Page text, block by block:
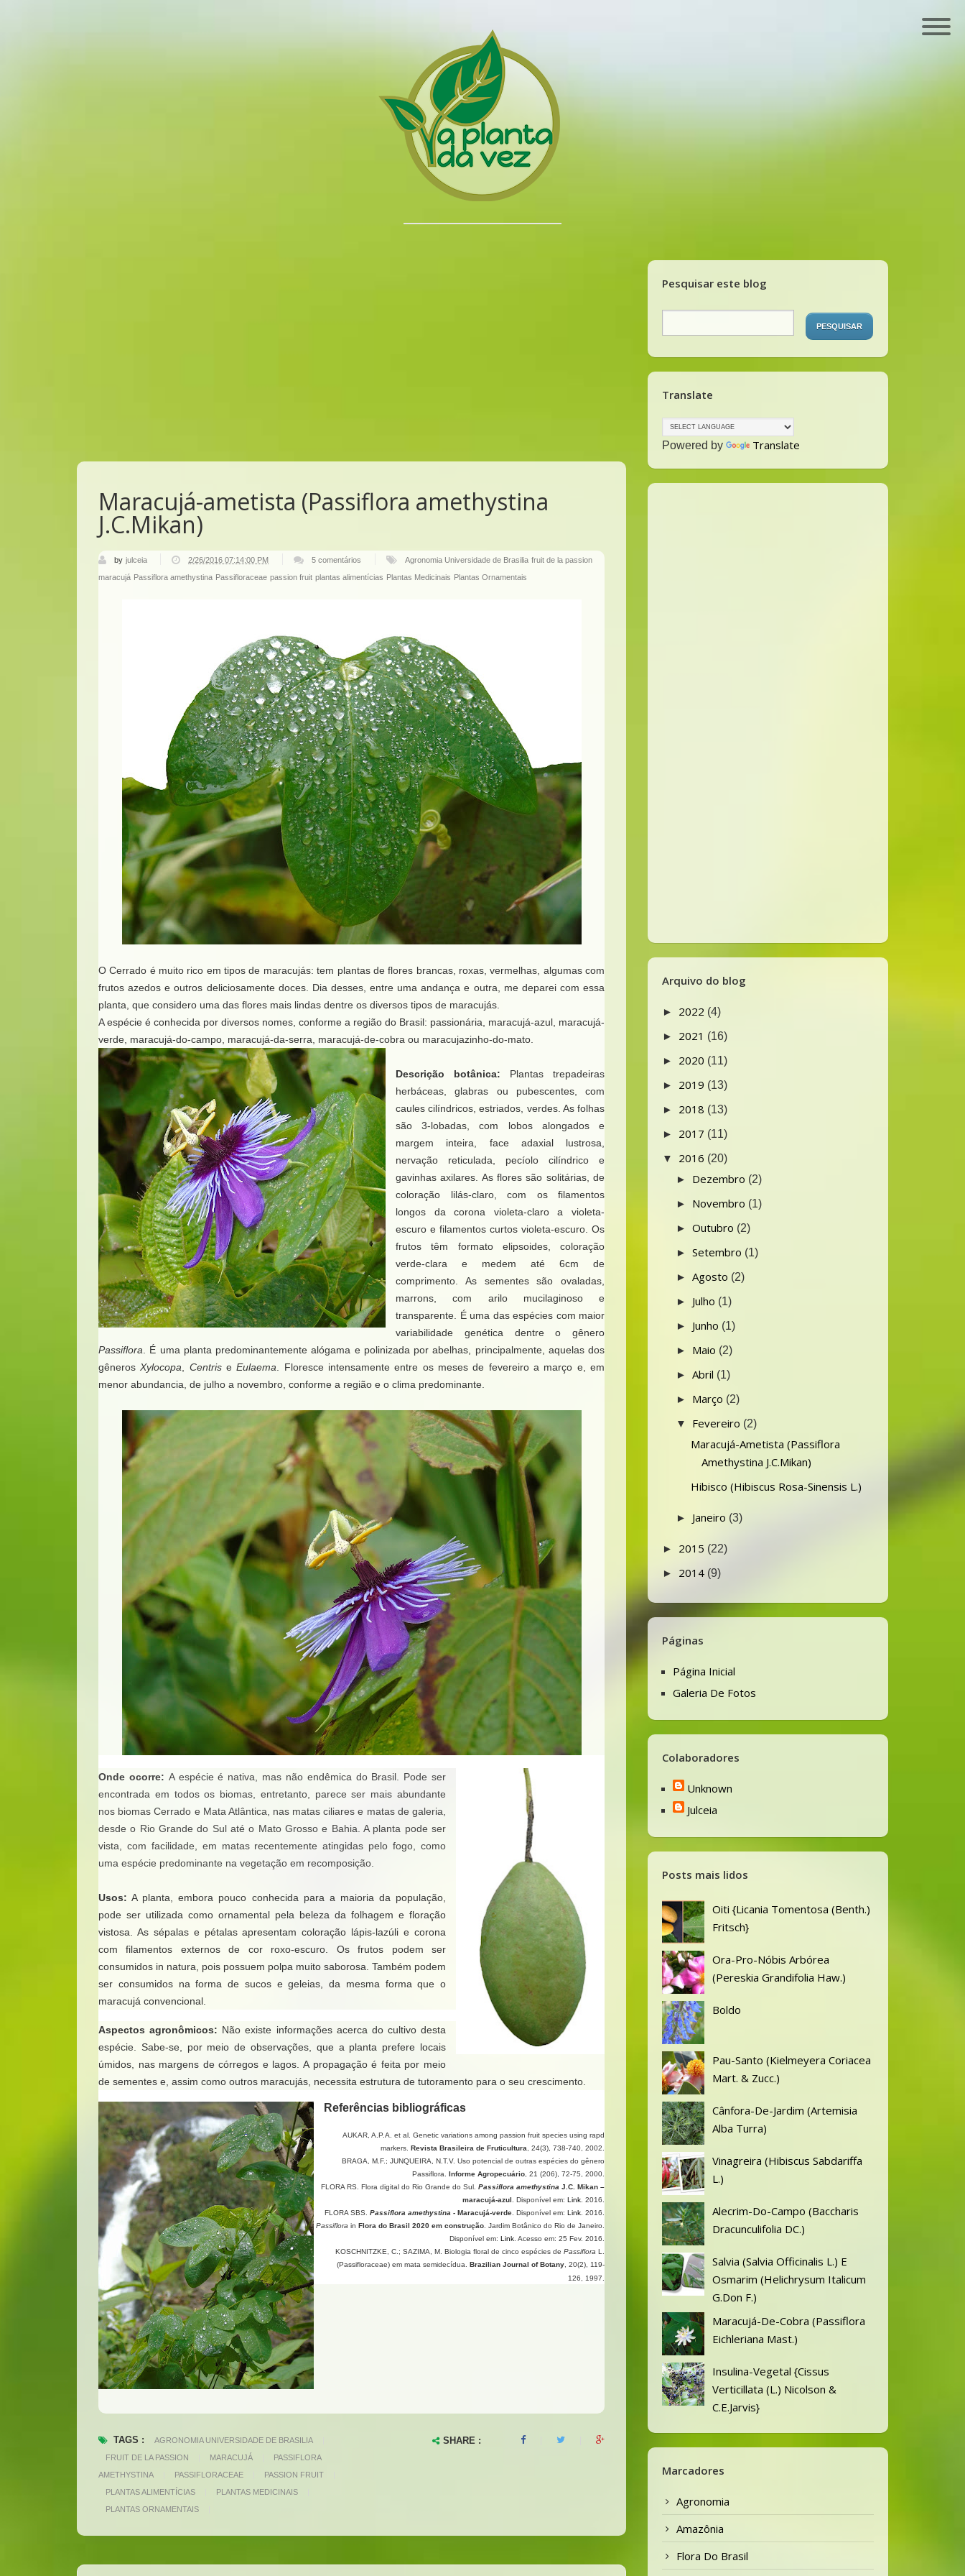
Maracujá-ametista (Passiflora amethystina
J.C.Mikan)
by julceia 2/26/2016 07:14:00 PM 5 comentários Agronomia Universidade de Brasilia fruit de la passion
maracujá Passiflora amethystina Passifloraceae passion fruit plantas alimentícias Plantas Medicinais Plantas Ornamentais
O Cerrado é muito rico em tipos de maracujás: tem plantas de flores brancas, roxas, vermelhas, algumas com
frutos azedos e outros deliciosamente doces. Dia desses, entre uma andança e outra, me deparei com essa
planta, que considero uma das flores mais lindas dentre os diversos tipos de maracujás.
A espécie é conhecida por diversos nomes, conforme a região do Brasil: passionária, maracujá-azul, maracujá-
verde, maracujá-do-campo, maracujá-da-serra, maracujá-de-cobra ou maracujazinho-do-mato.
Descrição botânica: Plantas trepadeiras
herbáceas, glabras ou pubescentes, com
caules cilíndricos, estriados, verdes. As folhas
são 3-lobadas, com lobos alongados e
margem inteira, face adaxial lustrosa,
nervação reticulada, pecíolo cilíndrico e
gavinhas axilares. As flores são solitárias, de
coloração lilás-claro, com os filamentos
longos da corona violeta-claro a violeta-
escuro e filamentos curtos violeta-escuro. Os
frutos têm formato elipsoides, coloração
verde-clara e medem até 6cm de
comprimento. As sementes são ovaladas,
marrons, com arilo mucilaginoso e
transparente. É uma das espécies com maior
variabilidade genética dentre o gênero
Passiflora . É uma planta predominantemente alógama e polinizada por abelhas, principalmente, aquelas dos
gêneros Xylocopa CentriseEulaema . Floresce intensamente entre os meses de fevereiro a março e, em
menor abundancia, de julho a novembro, conforme a região e o clima predominante.
Onde ocorre: A espécie é nativa, mas não endêmica do Brasil. Pode ser
encontrada em todos os biomas, entretanto, parece ser mais abundante
nos biomas Cerrado e Mata Atlântica, nas matas ciliares e matas de galeria,
desde o Rio Grande do Sul até o Mato Grosso e Bahia. A planta pode ser
vista, com facilidade, em matas recentemente atingidas pelo fogo, como
uma espécie predominante na vegetação em recomposição.
Usos: A planta, embora pouco conhecida para a maioria da população,
pode ser utilizada como ornamental pela beleza da folhagem e floração
vistosa. As sépalas e pétalas apresentam coloração lápis-lazúli e corona
com filamentos externos de cor roxo-escuro. Os frutos podem ser
consumidos in natura, pois possuem polpa muito saborosa. Também podem
ser consumidos na forma de sucos e geleias, da mesma forma que o
maracujá convencional.
Aspectos agronômicos: Não existe informações acerca do cultivo desta
espécie. Sabe-se, por meio de observações, que a planta prefere locais
úmidos, nas margens de córregos e lagos. A propagação é feita por meio
de sementes e, assim como outros maracujás, necessita estrutura de tutoramento para o seu crescimento.
Referências bibliográficas
AUKAR, A.P.A. et al. Genetic variations among passion fruit species using rapd
markers. Revista Brasileira de Fruticultura , 24(3), 738-740, 2002.
BRAGA, M.F.; JUNQUEIRA, N.T.V. Uso potencial de outras espécies do gênero
Passiflora. Informe Agropecuário , 21 (206), 72-75, 2000.
FLORA RS. Flora digital do Rio Grande do Sul. Passiflora amethystina J.C. Mikan –
maracujá-azul . Disponível em: Link . 2016.
FLORA SBS. Passiflora amethystina - Maracujá-verde . Disponível em: Link . 2016.
Passiflora in Flora do Brasil 2020 em construção . Jardim Botânico do Rio de Janeiro.
Disponível em: Link . Acesso em: 25 Fev. 2016.
KOSCHNITZKE, C.; SAZIMA, M. Biologia floral de cinco espécies de Passiflora L.
(Passifloraceae) em mata semidecídua.
Brazilian Journal of Botany , 20(2), 119-
126, 1997.
TAGS : AGRONOMIA UNIVERSIDADE DE BRASILIA
FRUIT DE LA PASSION
MARACUJÁ
PASSIFLORA
AMETHYSTINA
PASSIFLORACEAE PASSION FRUIT
PLANTAS ALIMENTÍCIAS
PLANTAS MEDICINAIS
PLANTAS ORNAMENTAIS
SHARE :
Pesquisar este blog
Translate
Powered by Translate
Arquivo do blog
► 2022 (4)
► 2021 (16)
► 2020 (11)
► 2019 (13)
► 2018 (13)
► 2017 (11)
▼ 2016 (20)
► Dezembro (2)
► Novembro (1)
►Outubro (2)
►Setembro (1)
►Agosto (2)
► Julho (1)
► Junho (1)
► Maio (2)
►Abril (1)
► Março (2)
▼ Fevereiro (2)
Maracujá-Ametista (Passiflora
Amethystina J.C.Mikan)
Hibisco (Hibiscus Rosa-Sinensis L.)
► Janeiro (3)
► 2015 (22)
► 2014 (9)
Páginas
Página Inicial
Galeria De Fotos
Colaboradores
Unknown
Julceia
Posts mais lidos
Oiti {Licania Tomentosa (Benth.)
Fritsch}
Ora-Pro-Nóbis Arbórea
(Pereskia Grandifolia Haw.)
Boldo
Pau-Santo (Kielmeyera Coriacea
Mart. & Zucc.)
Cânfora-De-Jardim (Artemisia
Alba Turra)
Vinagreira (Hibiscus Sabdariffa
L.)
Alecrim-Do-Campo (Baccharis
Dracunculifolia DC.)
Salvia (Salvia Officinalis L.) E
Osmarim (Helichrysum Italicum
G.Don F.)
Maracujá-De-Cobra (Passiflora
Eichleriana Mast.)
Insulina-Vegetal {Cissus
Verticillata (L.) Nicolson &
C.E.Jarvis}
Marcadores
Agronomia
Amazônia
Flora Do Brasil